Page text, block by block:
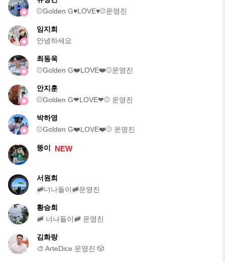
⚾️Golden G♥️LOVE♥️⚾️운영진
임지희
안녕하세요
최동욱
⚾️Golden G❤️LOVE❤️⚾️운영진
안지훈
⚾️Golden G❤LOVE❤⚾️ 운영진
박하영
⚾️Golden G❤️LOVE❤️⚾️ 운영진
뚱이 NEW
서원희
🚞너나들이🚞운영진
황승희
🚞 너나들이🚞 운영진
김화랑
🎨 ArteDice 운영진 🎲